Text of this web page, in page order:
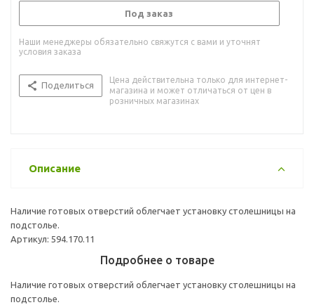
Под заказ
Наши менеджеры обязательно свяжутся с вами и уточнят
условия заказа
Поделиться
Цена действительна только для интернет-
магазина и может отличаться от цен в
розничных магазинах
Описание
Наличие готовых отверстий облегчает установку столешницы на
подстолье.
Артикул: 594.170.11
Подробнее о товаре
Наличие готовых отверстий облегчает установку столешницы на
подстолье.